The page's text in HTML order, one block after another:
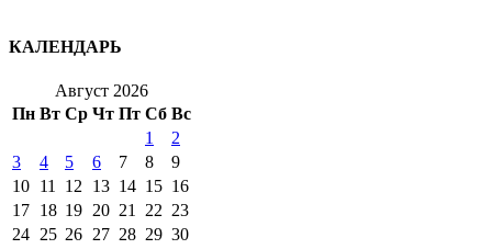
КАЛЕНДАРЬ
Август 2026
Пн Вт Ср Чт Пт Сб Вс
1
2
3
4 5 6 7 8
9
10 11 12 13 14 15 16
17 18 19 20 21 22 23
24 25 26 27 28 29 30